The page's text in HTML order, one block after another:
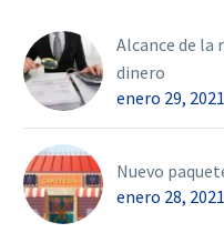
Alcance de la
dinero
enero 29, 2021
Nuevo
enero 28, 2021